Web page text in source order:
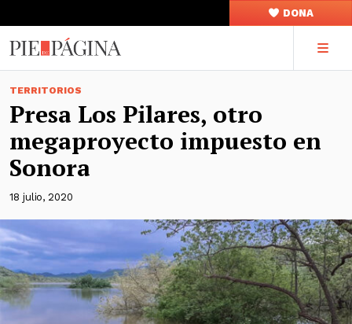
DONA
TERRITORIOS
Presa Los Pilares, otro
megaproyecto impuesto en
Sonora
18 julio, 2020